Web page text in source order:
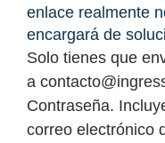
enlace realmente
encargará de
Solo tienes que
a
Contraseña.
correo electrónico